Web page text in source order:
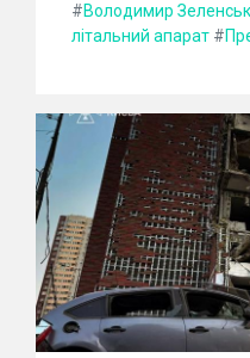
#Володимир
літальний апарат #